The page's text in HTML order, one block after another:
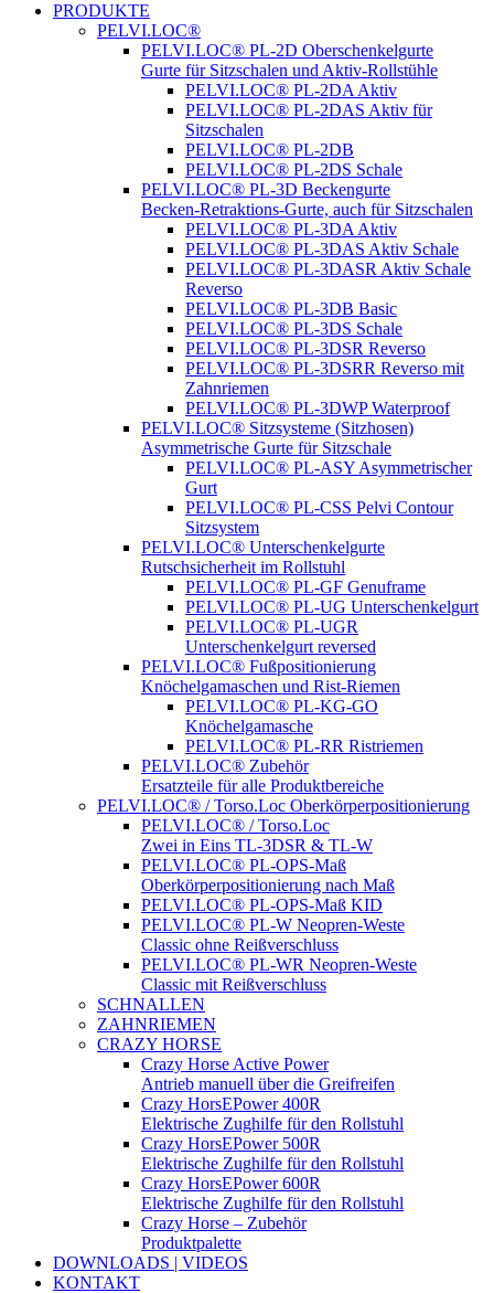
PRODUKTE
PELVI.LOC®
PELVI.LOC® PL-2D Oberschenkelgurte
Gurte für Sitzschalen und Aktiv-Rollstühle
PELVI.LOC® PL-2DA Aktiv
PELVI.LOC® PL-2DAS Aktiv für
Sitzschalen
PELVI.LOC® PL-2DB
PELVI.LOC® PL-2DS Schale
PELVI.LOC® PL-3D Beckengurte
Becken-Retraktions-Gurte, auch für Sitzschalen
PELVI.LOC® PL-3DA Aktiv
PELVI.LOC® PL-3DAS Aktiv Schale
PELVI.LOC® PL-3DASR Aktiv Schale
Reverso
PELVI.LOC® PL-3DB Basic
PELVI.LOC® PL-3DS Schale
PELVI.LOC® PL-3DSR Reverso
PELVI.LOC® PL-3DSRR Reverso mit
Zahnriemen
PELVI.LOC® PL-3DWP Waterproof
PELVI.LOC® Sitzsysteme (Sitzhosen)
Asymmetrische Gurte für Sitzschale
PELVI.LOC® PL-ASY Asymmetrischer
Gurt
PELVI.LOC® PL-CSS Pelvi Contour
Sitzsystem
PELVI.LOC® Unterschenkelgurte
Rutschsicherheit im Rollstuhl
PELVI.LOC® PL-GF Genuframe
PELVI.LOC® PL-UG Unterschenkelgurt
PELVI.LOC® PL-UGR
Unterschenkelgurt reversed
PELVI.LOC® Fußpositionierung
Knöchelgamaschen und Rist-Riemen
PELVI.LOC® PL-KG-GO
Knöchelgamasche
PELVI.LOC® PL-RR Ristriemen
PELVI.LOC® Zubehör
Ersatzteile für alle Produktbereiche
PELVI.LOC® / Torso.Loc Oberkörperpositionierung
PELVI.LOC® / Torso.Loc
Zwei in Eins TL-3DSR & TL-W
PELVI.LOC® PL-OPS-Maß
Oberkörperpositionierung nach Maß
PELVI.LOC® PL-OPS-Maß KID
PELVI.LOC® PL-W Neopren-Weste
Classic ohne Reißverschluss
PELVI.LOC® PL-WR Neopren-Weste
Classic mit Reißverschluss
SCHNALLEN
ZAHNRIEMEN
CRAZY HORSE
Crazy Horse Active Power
Antrieb manuell über die Greifreifen
Crazy HorsEPower 400R
Elektrische Zughilfe für den Rollstuhl
Crazy HorsEPower 500R
Elektrische Zughilfe für den Rollstuhl
Crazy HorsEPower 600R
Elektrische Zughilfe für den Rollstuhl
Crazy Horse – Zubehör
Produktpalette
DOWNLOADS | VIDEOS
KONTAKT